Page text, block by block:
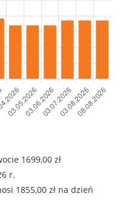
1699,00 zł
r.
1855,00 zł na dzień